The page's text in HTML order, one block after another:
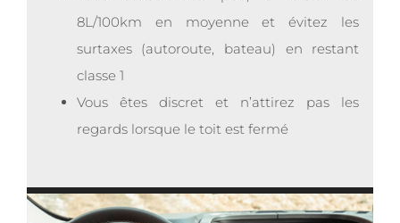
8L/100km en moyenne et évitez les
surtaxes (autoroute, bateau) en restant
classe 1
Vous êtes discret et n’attirez pas les
regards lorsque le toit est fermé